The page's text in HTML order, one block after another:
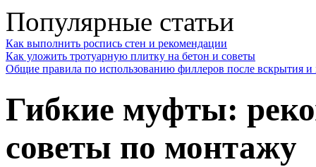
Популярные статьи
Как выполнить роспись стен и рекомендации
Как уложить тротуарную плитку на бетон и советы
Общие правила по использованию филлеров после вскрытия и
Гибкие муфты:
советы по монтажу